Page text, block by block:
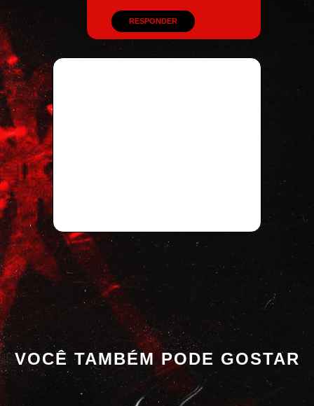
RESPONDER
VOCÊ TAMBÉM PODE GOSTAR